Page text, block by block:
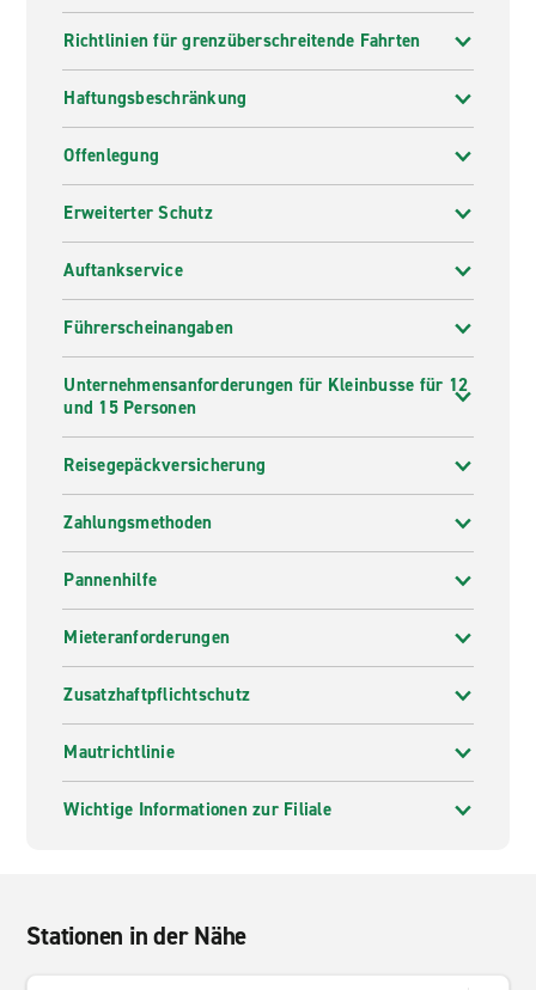
Richtlinien für grenzüberschreitende Fahrten
Haftungsbeschränkung
Offenlegung
Erweiterter Schutz
Auftankservice
Führerscheinangaben
Unternehmensanforderungen für Kleinbusse für 12
und 15 Personen
Reisegepäckversicherung
Zahlungsmethoden
Pannenhilfe
Mieteranforderungen
Zusatzhaftpflichtschutz
Mautrichtlinie
Wichtige Informationen zur Filiale
Stationen in der Nähe